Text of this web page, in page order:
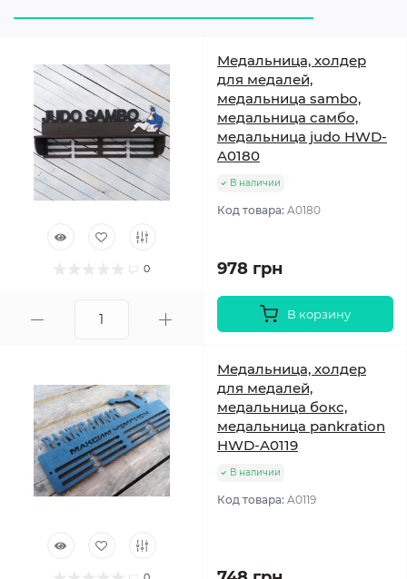
0
Медальница, холдер
для медалей,
медальница sambo,
медальница самбо,
медальница judo HWD-
A0180
В наличии
Код товара: A0180
978 грн
В корзину
Медальница, холдер
для медалей,
медальница бокс,
медальница pankration
HWD-A0119
В наличии
Код товара: A0119